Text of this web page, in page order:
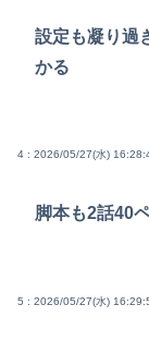
設定も凝り過
かる
4 : 2026/05/27(水)
脚本も2話40
5 : 2026/05/27(水)